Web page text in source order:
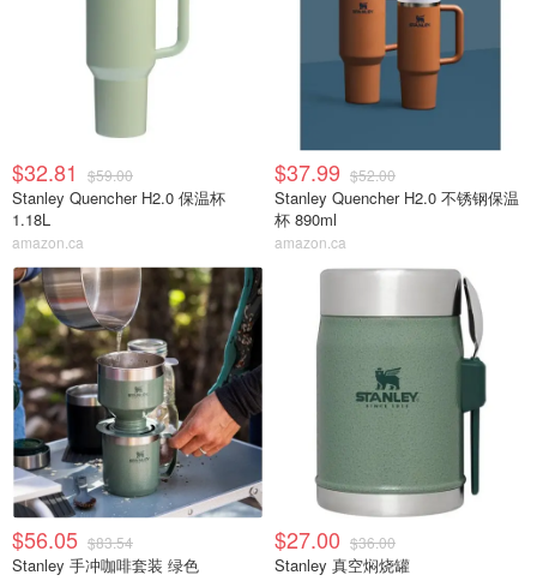
$32.81 $59.00
Stanley Quencher H2.0 保温杯
1.18L
amazon.ca
$37.99 $52.00
Stanley Quencher H2.0 不锈钢保温
杯 890ml
amazon.ca
$56.05 $83.54
Stanley 手冲咖啡套装 绿色
$27.00 $36.00
Stanley 真空焖烧罐